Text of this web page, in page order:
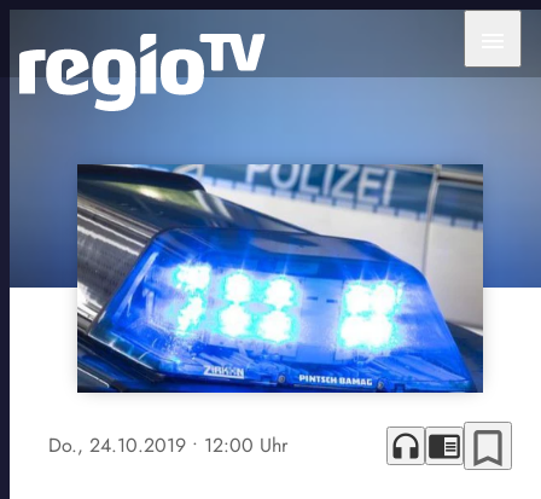
Do., 24.10.2019 • 12:00 Uhr headphones chrome_reader_mode bookmark_border